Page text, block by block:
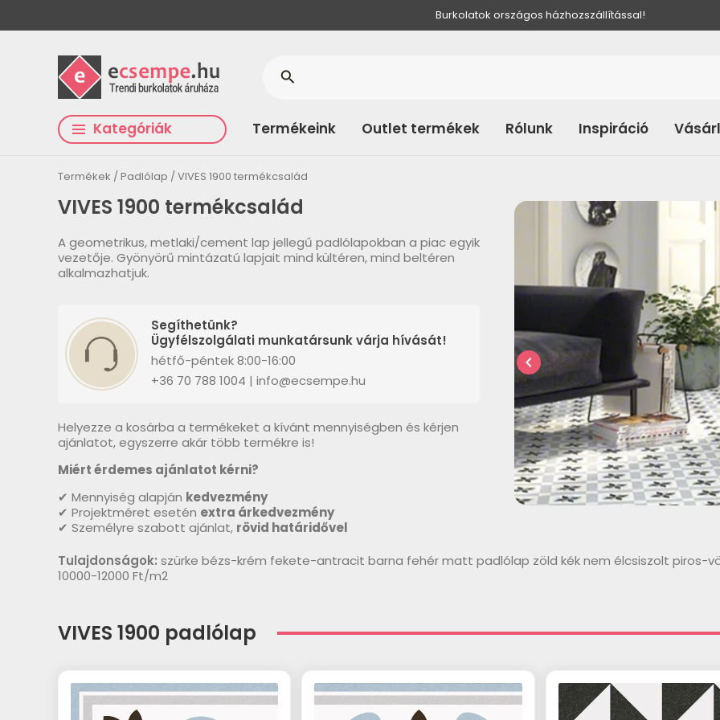
Burkolatok országos házhozszállítással!
Kategóriák Termékeink Outlet termékek Rólunk Inspiráció
search
Termékek Padlólap VIVES 1900 termékcsalád
VIVES 1900 termékcsalád
A geometrikus, metlaki/cement lap jellegű padlólapokban a piac egyik
vezetője. Gyönyörű mintázatú lapjait mind kültéren, mind beltéren
alkalmazhatjuk.
Segíthetünk?
Ügyfélszolgálati munkatársunk várja hívását!
hétfő-péntek 8:00-16:00
+36 70 788 1004 | info@ecsempe.hu
Helyezze a kosárba a termékeket a kívánt mennyiségben és kérjen
ajánlatot, egyszerre akár több termékre is!
Miért érdemes ajánlatot kérni?
✔ Mennyiség alapján kedvezmény
✔ Projektméret esetén extra árkedvezmény
✔ Személyre szabott ajánlat, rövid határidővel
chevron_left
Tulajdonságok: szürke bézs-krém fekete-antracit barna fehér matt padlólap zöld kék nem élcsiszolt piros-
10000-12000 Ft/m2
VIVES 1900 padlólap